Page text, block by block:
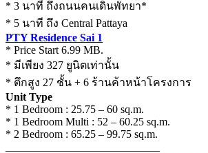
* 3 นาที ถึงถนนคนเดินพัทยา*
* 5 นาที ถึง Central Pattaya
PTY Residence Sai 1
* Price Start 6.99 MB.
* มีเพียง 327 ยูนิตเท่านั้น
* ตึกสูง 27 ชั้น + 6 ร้านค้าหน้าโครงการ
Unit Type
* 1 Bedroom : 25.75 – 60 sq.m.
* 1 Bedroom Multi : 52 – 60.25 sq.m.
* 2 Bedroom : 65.25 – 99.75 sq.m.